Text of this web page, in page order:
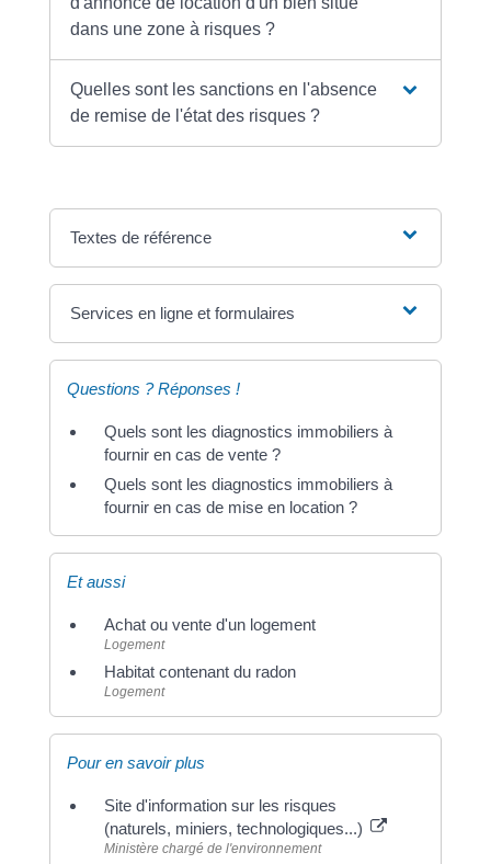
dans une zone à risques ?
Quelles sont les sanctions en l'absence
de remise de l'état des risques ?
Textes de référence
Services en ligne et formulaires
Questions ? Réponses !
Quels sont les diagnostics immobiliers à
fournir en cas de vente ?
Quels sont les diagnostics immobiliers à
fournir en cas de mise en location ?
Et aussi
Achat ou vente d'un logement
Logement
Habitat contenant du radon
Logement
Pour en savoir plus
Site d'information sur les risques
(naturels, miniers, technologiques...)
Ministère chargé de l'environnement